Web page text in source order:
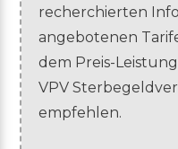
recherchierten
angebotenen
dem Preis-
VPV
empfehlen.